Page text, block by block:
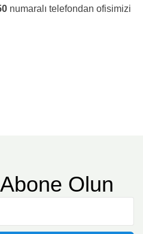
numaralı telefondan ofisimizi
Olun